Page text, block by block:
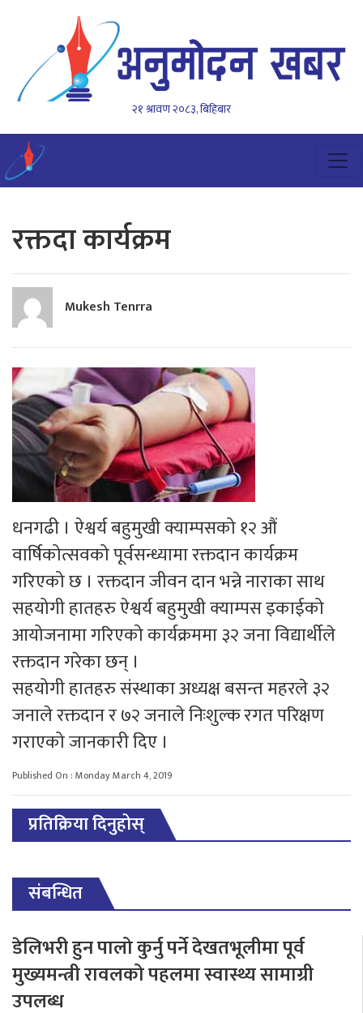
२१ श्रावण २०८३, बिहिबार
रक्तदा कार्यक्रम
Mukesh Tenrra
धनगढी । ऐश्वर्य बहुमुखी क्याम्पसको १२ औं
वार्षिकोत्सवको पूर्वसन्ध्यामा रक्तदान कार्यक्रम
गरिएको छ । रक्तदान जीवन दान भन्ने नाराका साथ
सहयोगी हातहरु ऐश्वर्य बहुमुखी क्याम्पस इकाईको
आयोजनामा गरिएको कार्यक्रममा ३२ जना विद्यार्थीले
रक्तदान गरेका छन् ।
सहयोगी हातहरु संस्थाका अध्यक्ष बसन्त महरले ३२
जनाले रक्तदान र ७२ जनाले निःशुल्क रगत परिक्षण
गराएको जानकारी दिए ।
Published On : Monday March 4, 2019
प्रतिक्रिया दिनुहोस्
संबन्धित
डेलिभरी हुन पालो कुर्नु पर्ने देखतभूलीमा पूर्व
मुख्यमन्त्री रावलको पहलमा स्वास्थ्य सामाग्री
उपलब्ध